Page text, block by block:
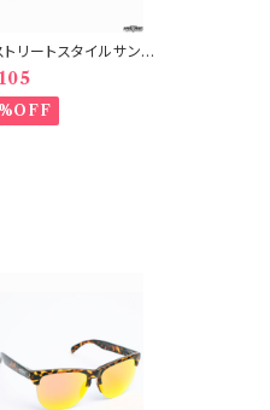
リートスタイルサングラ